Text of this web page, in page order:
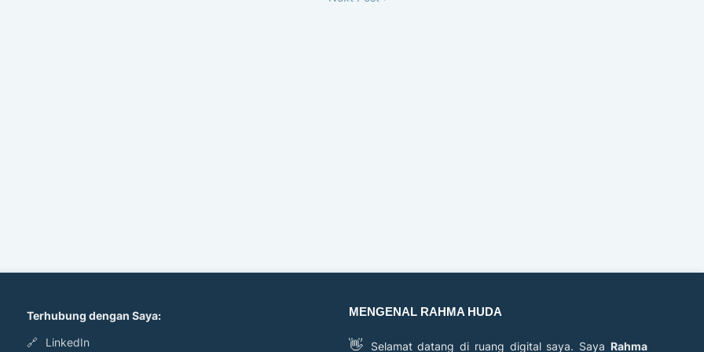
Terhubung dengan Saya:
🔗
LinkedIn
MENGENAL RAHMA HUDA
👋 Selamat datang di ruang digital saya. Saya Rahma